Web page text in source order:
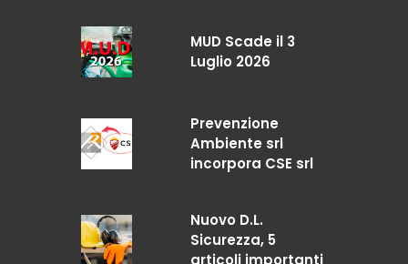
MUD Scade il 3
Luglio 2026
Prevenzione
Ambiente srl
incorpora CSE srl
Nuovo D.L.
Sicurezza, 5
articoli importanti